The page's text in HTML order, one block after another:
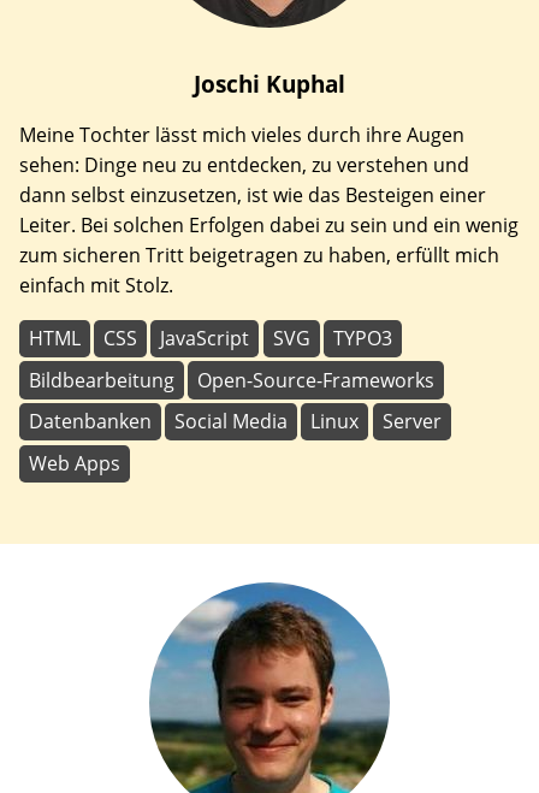
Joschi Kuphal
Meine Tochter lässt mich vieles durch ihre Augen
sehen: Dinge neu zu entdecken, zu verstehen und
dann selbst einzusetzen, ist wie das Besteigen einer
Leiter. Bei solchen Erfolgen dabei zu sein und ein wenig
zum sicheren Tritt beigetragen zu haben, erfüllt mich
einfach mit Stolz.
HTML CSS JavaScript SVG
TYPO3
Bildbearbeitung
Open-Source-Frameworks
Datenbanken
Social Media Linux
Server
Web Apps